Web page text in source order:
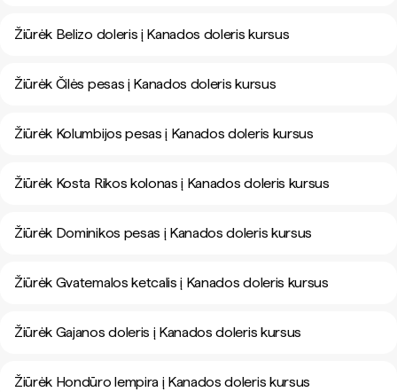
Žiūrėk Belizo doleris į Kanados doleris kursus
Žiūrėk Čilės pesas į Kanados doleris kursus
Žiūrėk Kolumbijos pesas į Kanados doleris kursus
Žiūrėk Kosta Rikos kolonas į Kanados doleris kursus
Žiūrėk Dominikos pesas į Kanados doleris kursus
Žiūrėk Gvatemalos ketcalis į Kanados doleris kursus
Žiūrėk Gajanos doleris į Kanados doleris kursus
Žiūrėk Hondūro lempira į Kanados doleris kursus